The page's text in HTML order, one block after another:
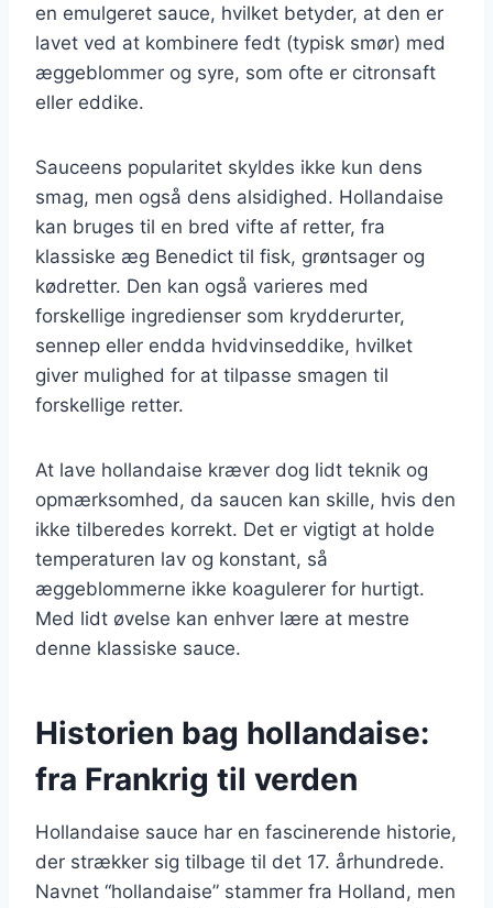
en emulgeret sauce, hvilket betyder, at den er
lavet ved at kombinere fedt (typisk smør) med
æggeblommer og syre, som ofte er citronsaft
eller eddike.
Sauceens popularitet skyldes ikke kun dens
smag, men også dens alsidighed. Hollandaise
kan bruges til en bred vifte af retter, fra
klassiske æg Benedict til fisk, grøntsager og
kødretter. Den kan også varieres med
forskellige ingredienser som krydderurter,
sennep eller endda hvidvinseddike, hvilket
giver mulighed for at tilpasse smagen til
forskellige retter.
At lave hollandaise kræver dog lidt teknik og
opmærksomhed, da saucen kan skille, hvis den
ikke tilberedes korrekt. Det er vigtigt at holde
temperaturen lav og konstant, så
æggeblommerne ikke koagulerer for hurtigt.
Med lidt øvelse kan enhver lære at mestre
denne klassiske sauce.
Historien bag hollandaise:
fra Frankrig til verden
Hollandaise sauce har en fascinerende historie,
der strækker sig tilbage til det 17. århundrede.
Navnet “hollandaise” stammer fra Holland, men